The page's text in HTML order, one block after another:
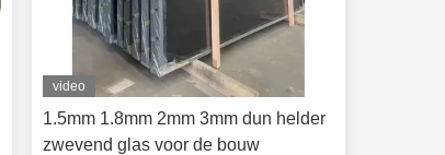
video
1.5mm 1.8mm 2mm 3mm dun helder
zwevend glas voor de bouw